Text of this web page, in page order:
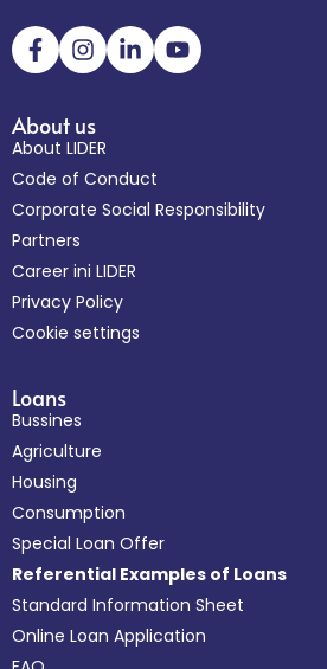
About us
About LIDER
Code of Conduct
Corporate Social Responsibility
Partners
Career ini LIDER
Privacy Policy
Cookie settings
Loans
Bussines
Agriculture
Housing
Consumption
Special Loan Offer
Referential Examples of Loans
Standard Information Sheet
Online Loan Application